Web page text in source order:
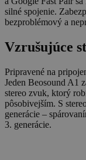
silné spojenie.
bezproblémový a
Vzrušujúce
Pripravené na
Jeden Beosound A1
stereo zvuk, ktorý
pôsobivejším. S
generácie –
3. generácie.